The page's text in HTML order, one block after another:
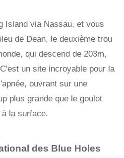
Island via Nassau, et vous
de Dean, le deuxième trou
qui descend de 203m,
un site incroyable pour la
ouvrant sur une
plus grande que le goulot
la surface.
des Blue Holes